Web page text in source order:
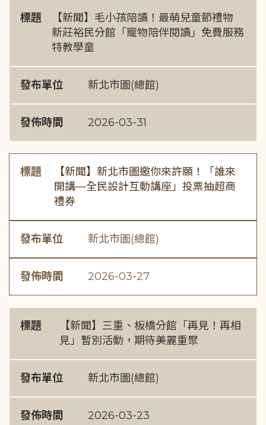
標題
【新聞】毛小孩陪讀！最萌兒童節禮物
新莊裕民分館「寵物陪伴閱讀」免費服務
特教學童
發布單位 新北市圖(總館)
發佈時間 2026-03-31
標題
【新聞】新北市圖邀你來許願！「誰來
開講—全民設計互動講座」投票抽超商
禮券
發布單位 新北市圖(總館)
發佈時間 2026-03-27
標題
【新聞】三重、板橋分館「再見！再相
見」暫別活動，期待美麗重聚
發布單位 新北市圖(總館)
發佈時間 2026-03-23